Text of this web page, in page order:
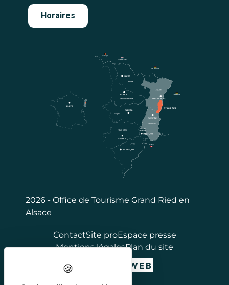
Horaires
2026 - Office de Tourisme Grand Ried en
Alsace
ContactSite proEspace presse
Mentions légalesPlan du site